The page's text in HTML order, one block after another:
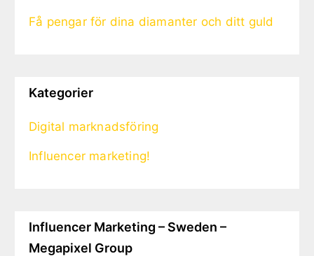
Få pengar för dina diamanter och ditt guld
Kategorier
Digital marknadsföring
Influencer marketing!
Influencer Marketing – Sweden –
Megapixel Group